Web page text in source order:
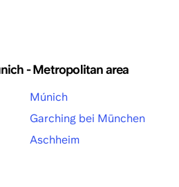
- Metropolitan area
Múnich
Garching bei München
Aschheim